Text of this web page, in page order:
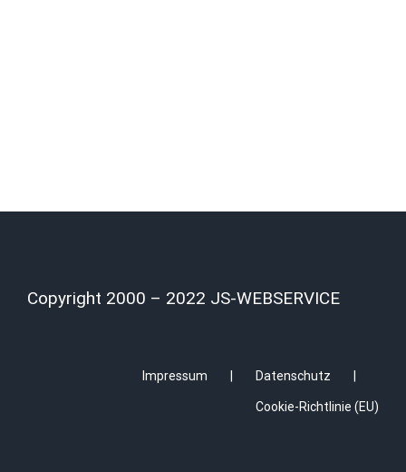
Copyright 2000 – 2022 JS-WEBSERVICE
Impressum Datenschutz
Cookie-Richtlinie (EU)